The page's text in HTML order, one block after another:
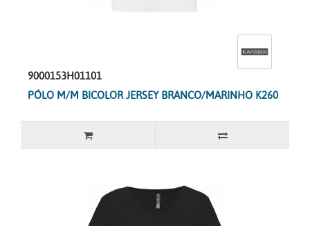
9000153H01101
PÓLO M/M BICOLOR JERSEY BRANCO/MARINHO K260